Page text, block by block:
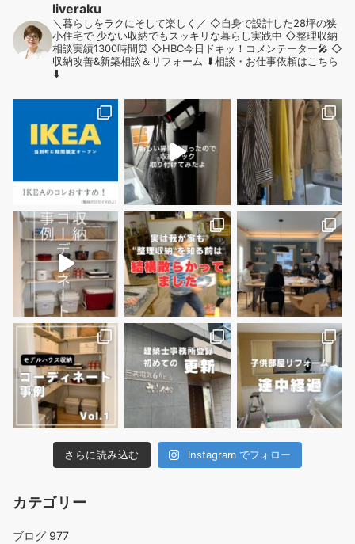
liveraku
＼暮らしをラクにそして楽しく／ ◇自身で設計した28坪の狭
小住宅で 少ない収納でもスッキリな暮らし実践中 ◇整理収納
相談実績1300時間⏰ ◇HBC今日ドキッ！コメンテーター🎤 ◇
収納改善&新築相談＆リフォーム ⬇︎相談・お仕事依頼はこちら
⬇︎
さらに読み込む Instagram でフォロー
カテゴリー
ブログ 977